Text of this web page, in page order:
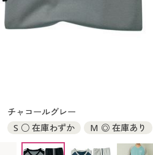
ジュニア・ティーンズ下着
大きいサイズ レディース服
大きいサイズ 事務・制服
バーゲンセール
詳細検索
カタログ・チラシからのご注文
デジタルカタログ
大きいサイズ レディース下着
シークレットセール
商品カテゴリ一覧
カタログ無料プレゼント
チャコールグレー
S ○ 在庫わずか
M ◎ 在庫あり
LL ◎ 在庫あり
3L ○ 在庫わずか